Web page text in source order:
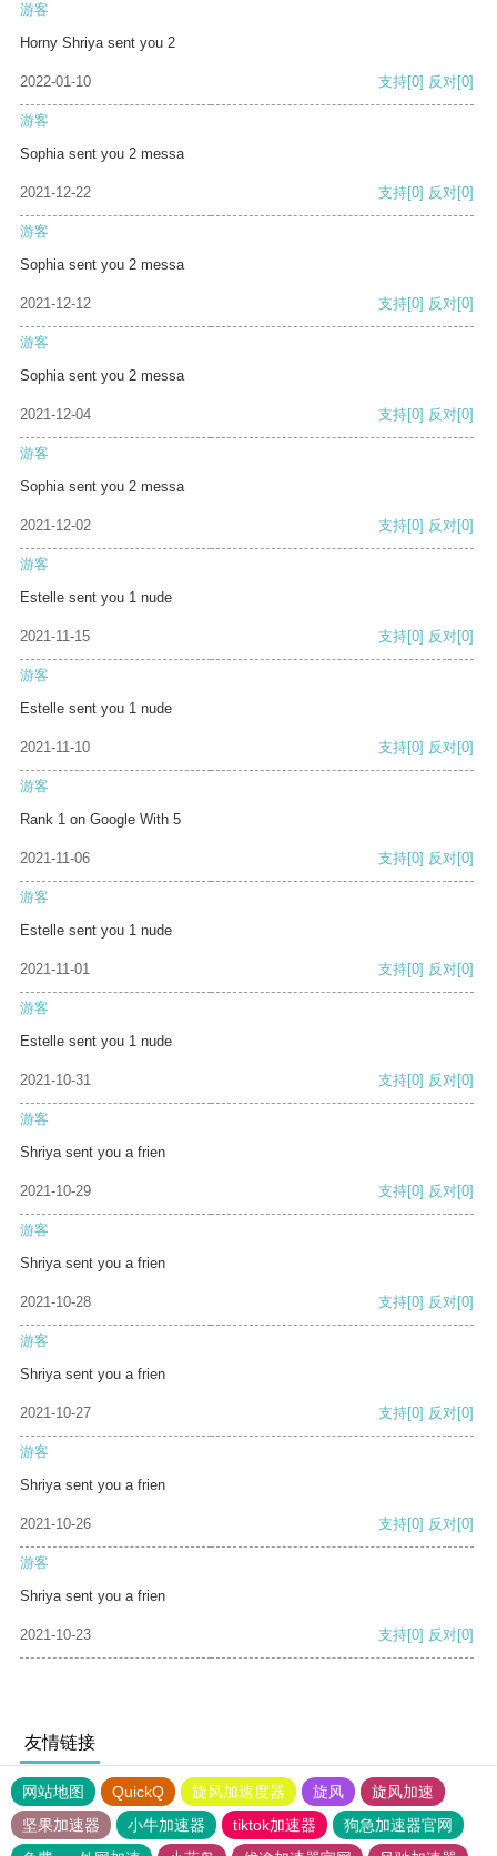
游客
Horny Shriya sent you 2
2022-01-10 支持[0] 反对[0]
游客
Sophia sent you 2 messa
2021-12-22 支持[0] 反对[0]
游客
Sophia sent you 2 messa
2021-12-12 支持[0] 反对[0]
游客
Sophia sent you 2 messa
2021-12-04 支持[0] 反对[0]
游客
Sophia sent you 2 messa
2021-12-02 支持[0] 反对[0]
游客
Estelle sent you 1 nude
2021-11-15 支持[0] 反对[0]
游客
Estelle sent you 1 nude
2021-11-10 支持[0] 反对[0]
游客
Rank 1 on Google With 5
2021-11-06 支持[0] 反对[0]
游客
Estelle sent you 1 nude
2021-11-01 支持[0] 反对[0]
游客
Estelle sent you 1 nude
2021-10-31 支持[0] 反对[0]
游客
Shriya sent you a frien
2021-10-29 支持[0] 反对[0]
游客
Shriya sent you a frien
2021-10-28 支持[0] 反对[0]
游客
Shriya sent you a frien
2021-10-27 支持[0] 反对[0]
游客
Shriya sent you a frien
2021-10-26 支持[0] 反对[0]
游客
Shriya sent you a frien
2021-10-23 支持[0] 反对[0]
友情链接
网站地图 QuickQ 旋风加速度器 旋风
旋风加速
坚果加速器
小牛加速器 tiktok加速器
狗急加速器官网